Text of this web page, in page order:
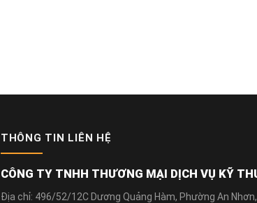
THÔNG TIN LIÊN HỆ
CÔNG TY TNHH THƯƠNG MẠI DỊCH VỤ KỸ
Địa chỉ: 496/52/12C Dương Quảng Hàm, Phường An